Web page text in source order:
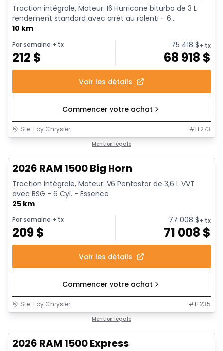
Traction intégrale, Moteur: I6 Hurricane biturbo de 3 L
rendement standard avec arrêt au ralenti - 6...
10 km
Par semaine + tx
212 $
75 418$+ tx
68 918 $
Voir les détails
Commencer votre achat
Ste-Foy Chrysler #1T273
Mention légale
2026 RAM 1500 Big Horn
Traction intégrale, Moteur: V6 Pentastar de 3,6 L VVT
avec BSG - 6 Cyl. - Essence
25 km
Par semaine + tx
209$
77 008$+ tx
71 008 $
Voir les détails
Commencer votre achat
Ste-Foy Chrysler #1T235
Mention légale
2026 RAM 1500 Express